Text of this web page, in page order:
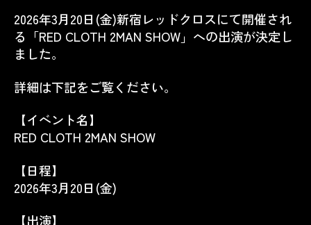
2026年3月20日(金)新宿レッドクロスにて開催され
る「RED CLOTH 2MAN SHOW」への出演が決定し
ました。
詳細は下記をご覧ください。
【イベント名】
RED CLOTH 2MAN SHOW
【日程】
2026年3月20日(金)
【出演】